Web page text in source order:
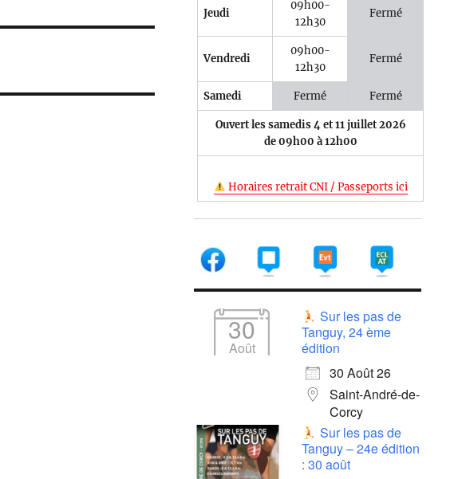
Jeudi
09h00-
12h30
Fermé
Vendredi
09h00-
12h30
Fermé
Samedi Fermé Fermé
Ouvert les samedis 4 et 11 juillet 2026
de 09h00 à 12h00
Horaires retrait CNI / Passeports ici
30
Août
Sur les pas de
Tanguy, 24 ème
édition
30 Août 26
Saint-André-de-
Corcy
Sur les pas de
Tanguy – 24e édition
: 30 août